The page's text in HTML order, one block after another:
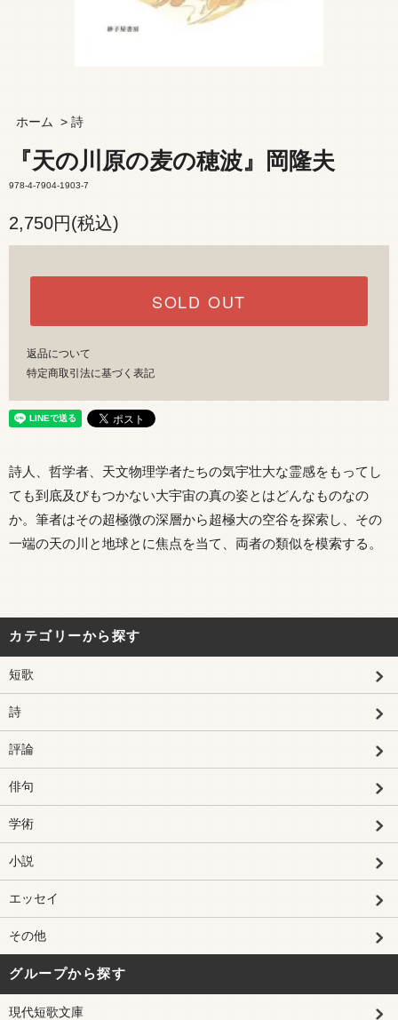
ホーム > 詩
『天の川原の麦の穂波』岡隆夫
978-4-7904-1903-7
2,750円(税込)
SOLD OUT
返品について
特定商取引法に基づく表記
詩人、哲学者、天文物理学者たちの気宇壮大な霊感をもってし
ても到底及びもつかない大宇宙の真の姿とはどんなものなの
か。筆者はその超極微の深層から超極大の空谷を探索し、その
一端の天の川と地球とに焦点を当て、両者の類似を模索する。
カテゴリーから探す
短歌
詩
評論
俳句
学術
小説
エッセイ
その他
グループから探す
現代短歌文庫